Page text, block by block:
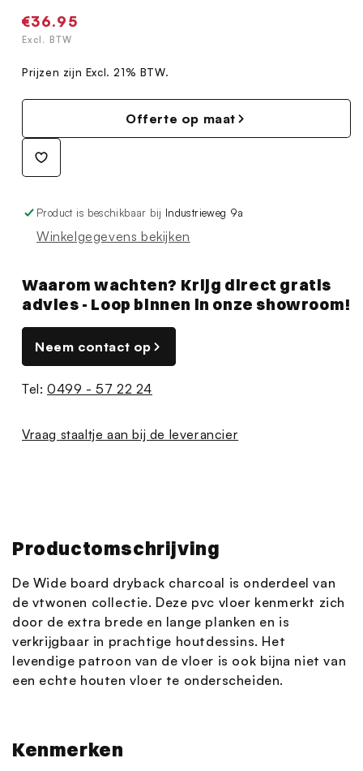
Normale
prijs
€36.95
Excl. BTW
Prijzen zijn Excl. 21% BTW.
Offerte op maat
Product is beschikbaar bij Industrieweg 9a
Winkelgegevens bekijken
Waarom wachten? Krijg direct gratis
advies - Loop binnen in onze showroom!
Neem contact op
Tel:0499 - 57 22 24
Vraag staaltje aan bij de leverancier
Productomschrijving
De Wide board dryback charcoal is onderdeel van
de vtwonen collectie. Deze pvc vloer kenmerkt zich
door de extra brede en lange planken en is
verkrijgbaar in prachtige houtdessins. Het
levendige patroon van de vloer is ook bijna niet van
een echte houten vloer te onderscheiden.
Kenmerken